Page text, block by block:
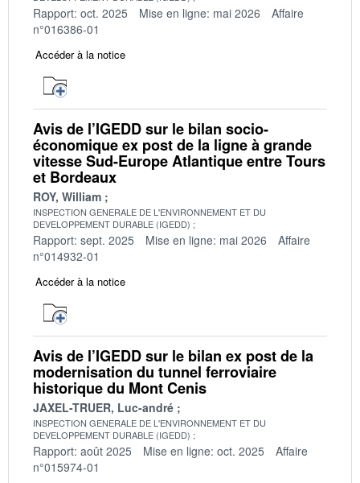
Rapport: oct. 2025 Mise en ligne: mai 2026
Affaire
n°016386-01
Accéder à la notice
Avis de l’IGEDD sur le bilan socio-
économique ex post de la ligne à grande
vitesse Sud-Europe Atlantique entre Tours
et Bordeaux
ROY, William
INSPECTION GENERALE DE L'ENVIRONNEMENT ET DU
DEVELOPPEMENT DURABLE (IGEDD)
Rapport: sept. 2025 Mise en ligne: mai 2026
Affaire
n°014932-01
Accéder à la notice
Avis de l’IGEDD sur le bilan ex post de la
modernisation du tunnel ferroviaire
historique du Mont Cenis
JAXEL-TRUER, Luc-andré
INSPECTION GENERALE DE L'ENVIRONNEMENT ET DU
DEVELOPPEMENT DURABLE (IGEDD)
Rapport: août 2025 Mise en ligne: oct. 2025
Affaire
n°015974-01